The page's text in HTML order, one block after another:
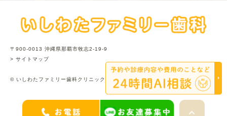
〒900-0013 沖縄県那覇市牧志2-19-9
> サイトマップ
© いしわたファミリー歯科クリニック.